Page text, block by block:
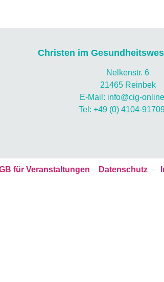
Christen im
Nelkenstr. 6
21465 Reinbek
E-Mail: info@cig-
Tel: +49 (0) 4104-
für Veranstaltungen – Datenschutz –